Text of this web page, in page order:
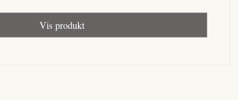
Vis produkt